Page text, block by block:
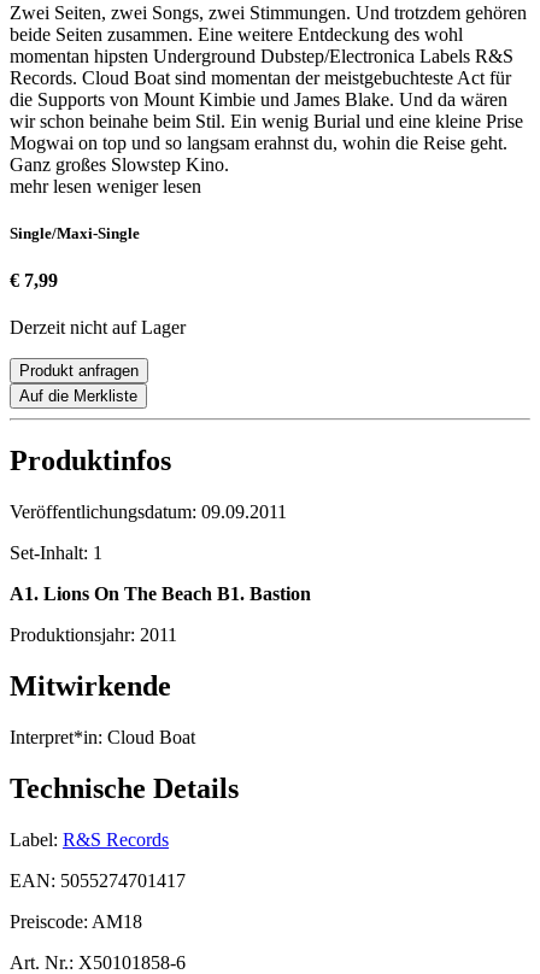
Zwei Seiten, zwei Songs, zwei Stimmungen. Und trotzdem gehören
beide Seiten zusammen. Eine weitere Entdeckung des wohl
momentan hipsten Underground Dubstep/Electronica Labels R&S
Records. Cloud Boat sind momentan der meistgebuchteste Act für
die Supports von Mount Kimbie und James Blake. Und da wären
wir schon beinahe beim Stil. Ein wenig Burial und eine kleine Prise
Mogwai on top und so langsam erahnst du, wohin die Reise geht.
Ganz großes Slowstep Kino.
mehr lesen weniger lesen
Single/Maxi-Single
€ 7,99
Derzeit nicht auf Lager
Produkt anfragen
Auf die Merkliste
Produktinfos
Veröffentlichungsdatum: 09.09.2011
Set-Inhalt: 1
A1. Lions On The Beach B1. Bastion
Produktionsjahr: 2011
Mitwirkende
Interpret*in: Cloud Boat
Technische Details
Label: R&S Records
EAN: 5055274701417
Preiscode: AM18
Art. Nr.: X50101858-6